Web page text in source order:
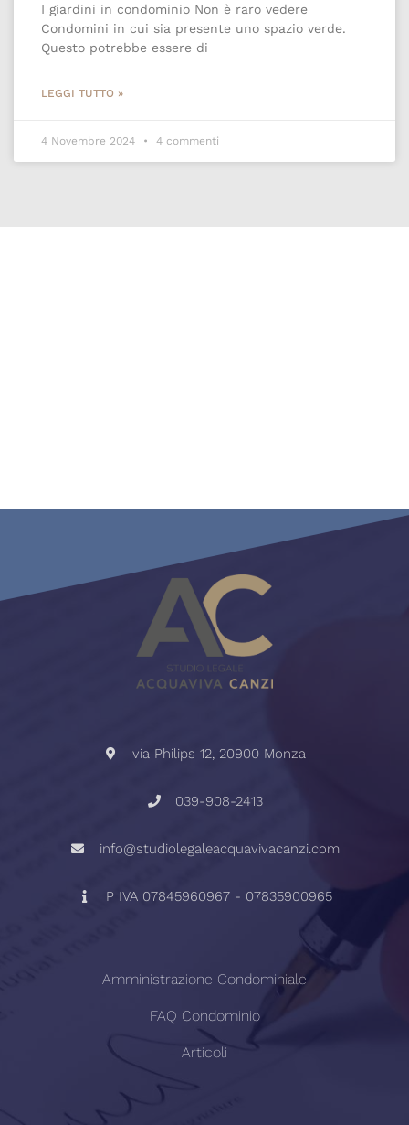
I giardini in condominio Non è raro vedere
Condomini in cui sia presente uno spazio verde.
Questo potrebbe essere di
LEGGI TUTTO »
4 Novembre 2024 4 commenti
via Philips 12, 20900 Monza
039-908-2413
info@studiolegaleacquavivacanzi.com
P IVA 07845960967 - 07835900965
Amministrazione Condominiale
FAQ Condominio
Articoli